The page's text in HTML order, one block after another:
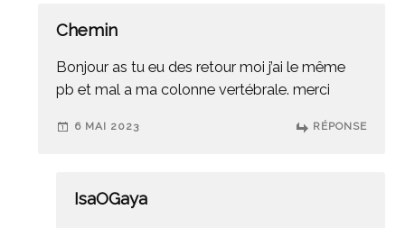
Chemin
Bonjour as tu eu des retour moi j’ai le même
pb et mal a ma colonne vertébrale. merci
6 MAI 2023 RÉPONSE
IsaOGaya